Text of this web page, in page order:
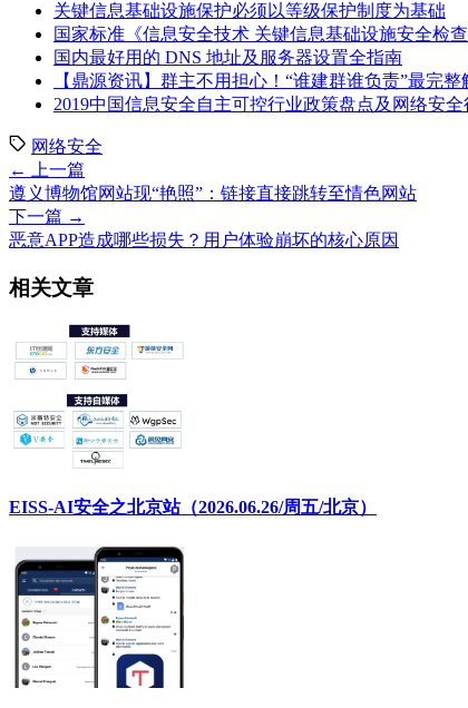
关键信息基础设施保护必须以等级保护制度为基础
国家标准《信息安全技术 关键信息基础设施安全检
国内最好用的 DNS 地址及服务器设置全指南
【鼎源资讯】群主不用担心！“谁建群谁负责”最完整
2019中国信息安全自主可控行业政策盘点及网络安
网络安全
← 上一篇
遵义博物馆网站现“艳照”：链接直接跳转至情色网站
下一篇 →
恶意APP造成哪些损失？用户体验崩坏的核心原因
相关文章
EISS-AI安全之北京站（2026.06.26/周五/北京）